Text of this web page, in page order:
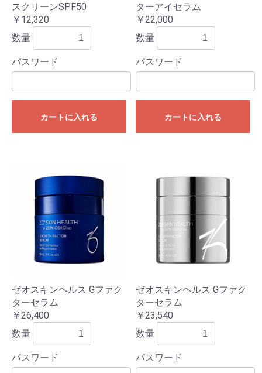
スクリーンSPF50
￥12,320
数量
パスワード
カートに入れる
ターアイセラム
￥22,000
数量
パスワード
カートに入れる
ゼオスキンヘルス Gファク
ターセラム
￥26,400
数量
パスワード
ゼオスキンヘルス Gファク
ターセラム
￥23,540
数量
パスワード